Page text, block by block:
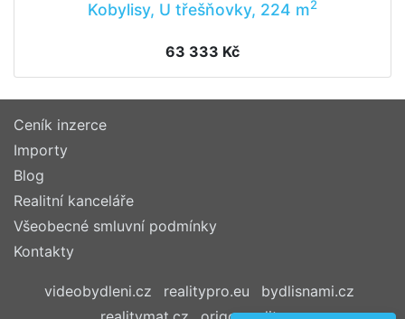
Kobylisy, U třešňovky, 224 m2
63 333 Kč
Ceník inzerce
Importy
Blog
Realitní kanceláře
Všeobecné smluvní podmínky
Kontakty
videobydleni.cz realitypro.eu
bydlisnami.cz